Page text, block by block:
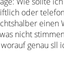
oder
einen
nicht
genau sll